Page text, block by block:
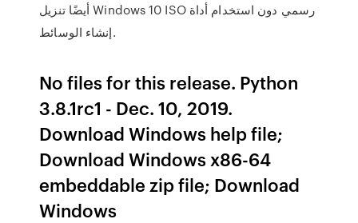
أيضًا تنزيل Windows 10 ISO رسمي دون استخدام أداة
إنشاء الوسائط.
No files for this release. Python
3.8.1rc1 - Dec. 10, 2019.
Download Windows help file;
Download Windows x86-64
embeddable zip file; Download
Windows